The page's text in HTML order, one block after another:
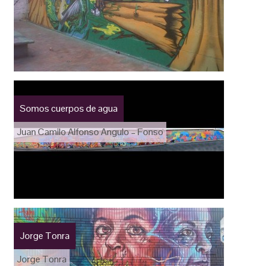
Somos cuerpos de agua
Juan Camilo Alfonso Angulo – Fonso
Jorge Tonra
Jorge Tonra